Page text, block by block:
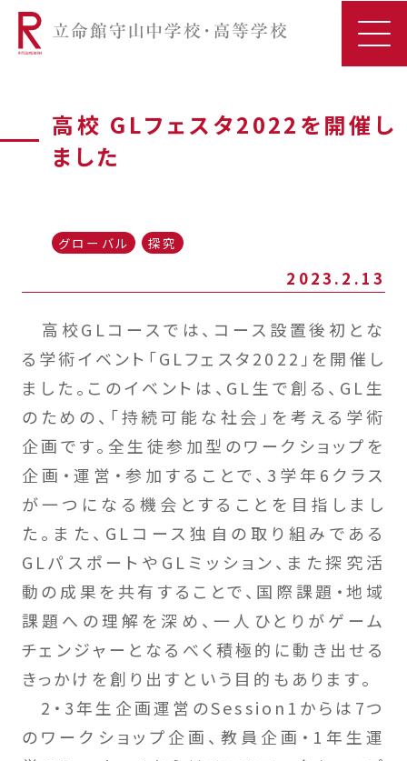
高校 GLフェスタ2022を開催し
ました
グローバル 探究
2023.2.13
高校GLコースでは、コース設置後初とな
る学術イベント「GLフェスタ2022」を開催し
ました。このイベントは、GL生で創る、GL生
のための、「持続可能な社会」を考える学術
企画です。全生徒参加型のワークショップを
企画・運営・参加することで、3学年6クラス
が一つになる機会とすることを目指しまし
た。また、GLコース独自の取り組みである
GLパスポートやGLミッション、また探究活
動の成果を共有することで、国際課題・地域
課題への理解を深め、一人ひとりがゲーム
チェンジャーとなるべく積極的に動き出せる
きっかけを創り出すという目的もあります。
2・3年生企画運営のSession1からは7つ
のワークショップ企画、教員企画・1年生運